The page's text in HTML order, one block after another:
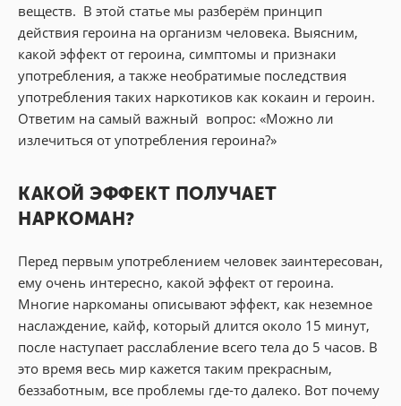
веществ. В этой статье мы разберём принцип
действия героина на организм человека. Выясним,
какой эффект от героина, симптомы и признаки
употребления, а также необратимые последствия
употребления таких наркотиков как кокаин и героин.
Ответим на самый важный вопрос: «Можно ли
излечиться от употребления героина?»
КАКОЙ ЭФФЕКТ ПОЛУЧАЕТ
НАРКОМАН?
Перед первым употреблением человек заинтересован,
ему очень интересно, какой эффект от героина.
Многие наркоманы описывают эффект, как неземное
наслаждение, кайф, который длится около 15 минут,
после наступает расслабление всего тела до 5 часов. В
это время весь мир кажется таким прекрасным,
беззаботным, все проблемы где-то далеко. Вот почему